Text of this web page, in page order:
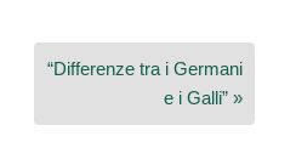
“Differenze tra i Germani
e i Galli” »